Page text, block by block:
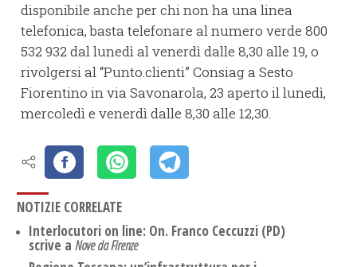
disponibile anche per chi non ha una linea
telefonica, basta telefonare al numero verde 800
532 932 dal lunedì al venerdì dalle 8,30 alle 19, o
rivolgersi al “Punto.clienti” Consiag a Sesto
Fiorentino in via Savonarola, 23 aperto il lunedì,
mercoledì e venerdì dalle 8,30 alle 12,30.
NOTIZIE CORRELATE
Interlocutori on line: On. Franco Ceccuzzi (PD)
scrive a Nove da Firenze